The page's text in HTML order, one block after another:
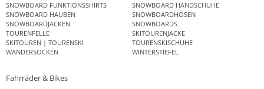
SNOWBOARD FUNKTIONSSHIRTS
SNOWBOARD HANDSCHUHE
SNOWBOARD HAUBEN
SNOWBOARDHOSEN
SNOWBOARDJACKEN
SNOWBOARDS
TOURENFELLE
SKITOURENJACKE
SKITOUREN | TOURENSKI
TOURENSKISCHUHE
WANDERSOCKEN
WINTERSTIEFEL
Fahrräder & Bikes